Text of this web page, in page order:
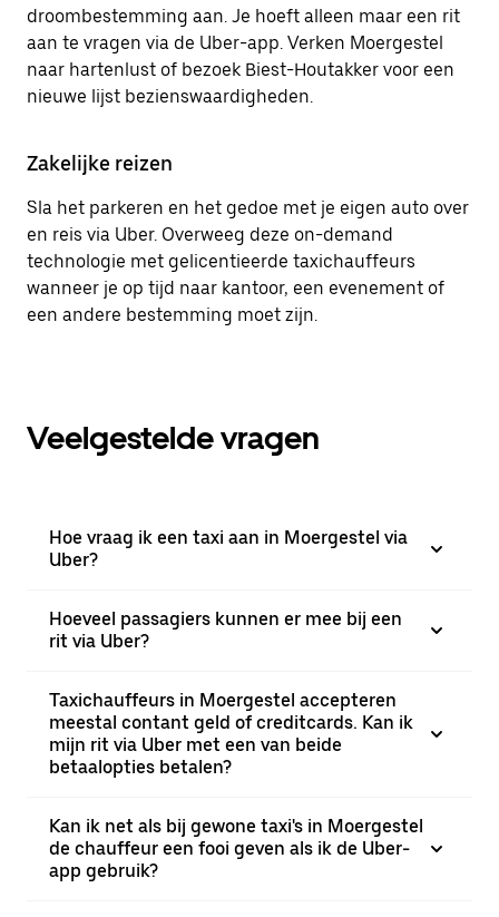
droombestemming aan. Je hoeft alleen maar een rit
aan te vragen via de Uber-app. Verken Moergestel
naar hartenlust of bezoek Biest-Houtakker voor een
nieuwe lijst bezienswaardigheden.
Zakelijke reizen
Sla het parkeren en het gedoe met je eigen auto over
en reis via Uber. Overweeg deze on-demand
technologie met gelicentieerde taxichauffeurs
wanneer je op tijd naar kantoor, een evenement of
een andere bestemming moet zijn.
Veelgestelde vragen
Hoe vraag ik een taxi aan in Moergestel via
Uber?
Hoeveel passagiers kunnen er mee bij een
rit via Uber?
Taxichauffeurs in Moergestel accepteren
meestal contant geld of creditcards. Kan ik
mijn rit via Uber met een van beide
betaalopties betalen?
Kan ik net als bij gewone taxi's in Moergestel
de chauffeur een fooi geven als ik de Uber-
app gebruik?